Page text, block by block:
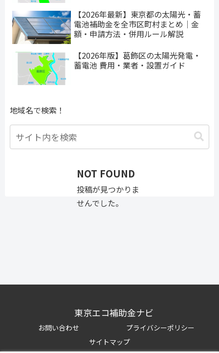
【2026年最新】東京都の太陽光・蓄
電池補助金を全市区町村まとめ｜金
額・申請方法・併用ルール解説
【2026年版】葛飾区の太陽光発電・
蓄電池 費用・業者・設置ガイド
地域名で検索！
NOT FOUND
投稿が見つかりま
せんでした。
東京エコ補助金ナビ
お問い合わせ
プライバシーポリシー
サイトマップ